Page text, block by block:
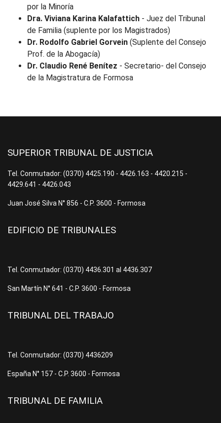
por la Minoría
Dra. Viviana Karina Kalafattich - Juez del Tribunal
de Familia (suplente por los Magistrados)
Dr. Rodolfo Gabriel Gorvein (Suplente del Consejo
Prof. de la Abogacía)
Dr. Claudio René Benítez - Secretario- del Consejo
de la Magistratura de Formosa
SUPERIOR TRIBUNAL DE JUSTICIA
Tel. Conmutador: (0370) 4425.190 - 4426.163 - 4420.215 -
4429.641 - 4426.043
Juan José Silva N° 856 - C.P. 3600 - Formosa
EDIFICIO DE TRIBUNALES
Tel. Conmutador: (0370) 4436.301 al 4436.307
San Martín N° 641 - C.P. 3600 - Formosa
TRIBUNAL DEL TRABAJO
Tel. Conmutador: (0370) 4436209
España N° 157 - C.P. 3600 - Formosa
TRIBUNAL DE FAMILIA